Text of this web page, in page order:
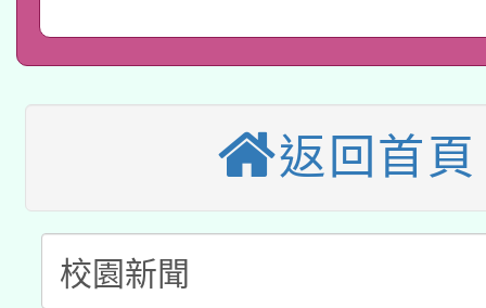
動」
本校115學年度第2次
招甄選結果公告(無人
適應運動共學行動站研
本館辦理115年度閱讀
暨閱讀推動專業研習
科技賦能─人工智慧
礎課程
A3數位素養講師名單
「數位內容與教學軟體
返回首頁